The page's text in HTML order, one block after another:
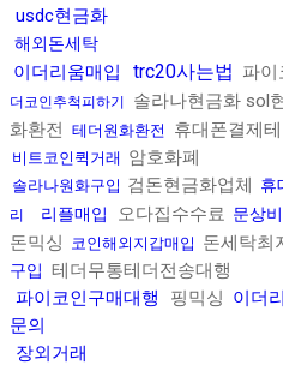
usdc현금화
해외돈세탁
이더리움매입 trc20사는법 파이
더코인추척피하기
솔라나현금화 sol
화환전 테더원화환전 휴대폰결제
비트코인퀵거래 암호화폐
솔라나원화구입 검돈현금화업체 휴
리
리플매입 오다집수수료 문상
돈믹싱 코인해외지갑매입 돈세탁최
구입 테더무통테더전송대행
파이코인구매대행
핑믹싱 이더
문의
장외거래